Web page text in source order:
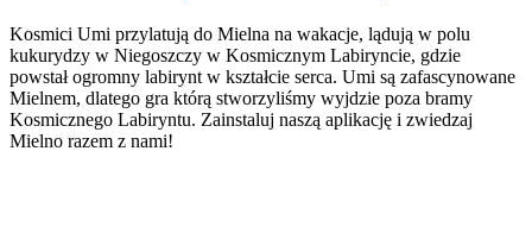
Kosmici Umi przylatują do Mielna na wakacje, lądują w polu
kukurydzy w Niegoszczy w Kosmicznym Labiryncie, gdzie
powstał ogromny labirynt w kształcie serca. Umi są zafascynowane
Mielnem, dlatego gra którą stworzyliśmy wyjdzie poza bramy
Kosmicznego Labiryntu. Zainstaluj naszą aplikację i zwiedzaj
Mielno razem z nami!